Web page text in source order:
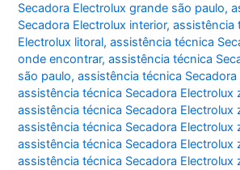
Secadora Electrolux grande são paulo,
Secadora Electrolux interior,assistência
Electrolux litoral,assistência técnica
onde encontrar,assistência técnica
são paulo,assistência técnica
assistência técnica Secadora Electrolux
assistência técnica Secadora Electrolux
assistência técnica Secadora Electrolux
assistência técnica Secadora Electrolux
assistência técnica Secadora Electrolux